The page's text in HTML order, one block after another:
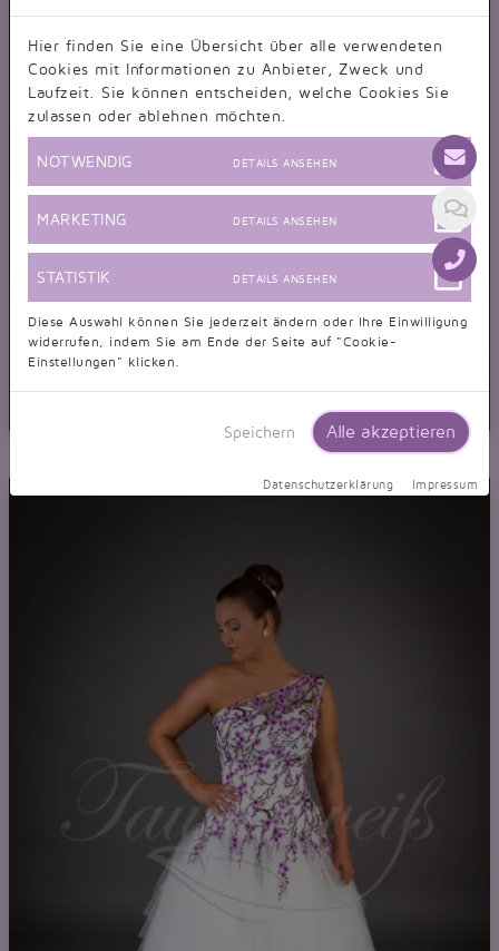
Brautkleid TW0034B
Hier finden Sie eine Übersicht über alle verwendeten
Cookies mit Informationen zu Anbieter, Zweck und
Laufzeit. Sie können entscheiden, welche Cookies Sie
zulassen oder ablehnen möchten.
NOTWENDIG DETAILS ANSEHEN
MARKETING DETAILS ANSEHEN
STATISTIK DETAILS ANSEHEN
Diese Auswahl können Sie jederzeit ändern oder Ihre Einwilligung
widerrufen, indem Sie am Ende der Seite auf "Cookie-
Einstellungen" klicken.
Speichern Alle akzeptieren
Datenschutzerklärung Impressum